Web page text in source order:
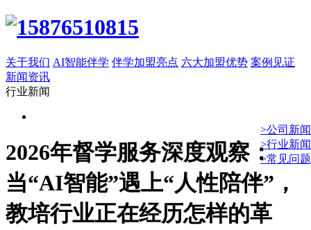
关于我们 AI智能伴学 伴学加盟亮点 六大加盟优势 案例见证
新闻资讯
行业新闻
>公司新闻
>行业新闻
>常见问题
2026年督学服务深度观察：
当“AI智能”遇上“人性陪伴”，
教培行业正在经历怎样的革